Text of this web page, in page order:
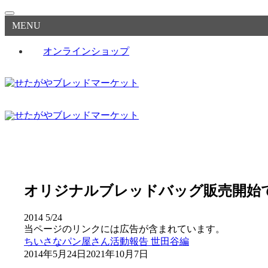
MENU
オンラインショップ
オリジナルブレッドバッグ販売開始
2014 5/24
当ページのリンクには広告が含まれています。
ちいさなパン屋さん活動報告 世田谷編
2014年5月24日 2021年10月7日